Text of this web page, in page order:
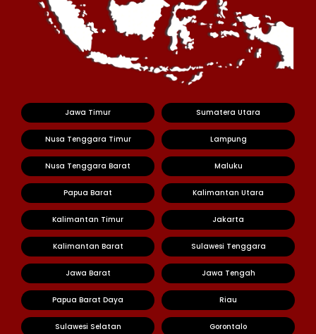
Jawa Timur Sumatera Utara
Nusa Tenggara Timur Lampung
Nusa Tenggara Barat Maluku
Papua Barat Kalimantan Utara
Kalimantan Timur Jakarta
Kalimantan Barat Sulawesi Tenggara
Jawa Barat Jawa Tengah
Papua Barat Daya Riau
Sulawesi Selatan Gorontalo